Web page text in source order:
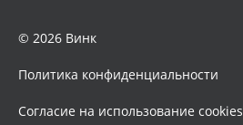
© 2026 Винк
Политика конфиденциальности
Согласие на использование cookies